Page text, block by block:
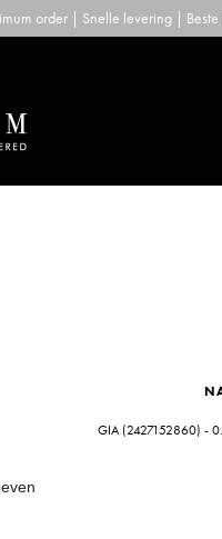
order | Snelle levering | Beste
GIA (2427152860) -